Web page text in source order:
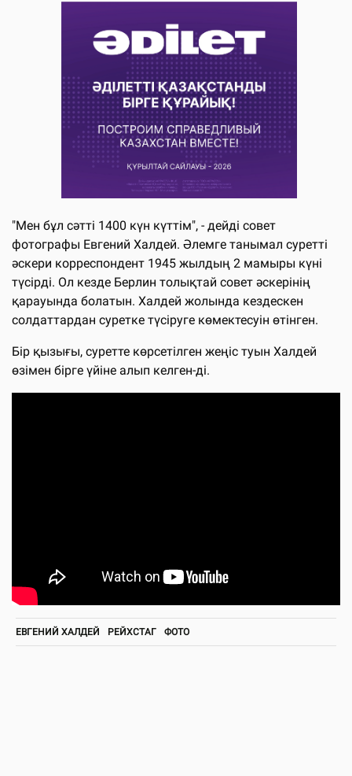
"Мен бұл сәтті 1400 күн күттім", - дейді совет
фотографы Евгений Халдей. Әлемге танымал суретті
әскери корреспондент 1945 жылдың 2 мамыры күні
түсірді. Ол кезде Берлин толықтай совет әскерінің
қарауында болатын. Халдей жолында кездескен
солдаттардан суретке түсіруге көмектесуін өтінген.
Бір қызығы, суретте көрсетілген жеңіс туын Халдей
өзімен бірге үйіне алып келген-ді.
ЕВГЕНИЙ ХАЛДЕЙ РЕЙХСТАГ ФОТО